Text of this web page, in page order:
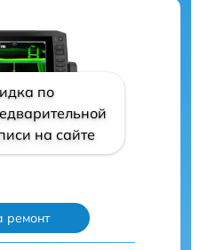
по
на сайте
ремонт